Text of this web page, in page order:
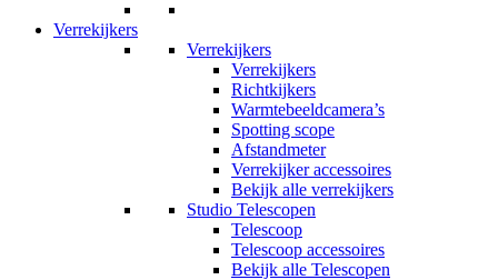
Verrekijkers
Verrekijkers
Verrekijkers
Richtkijkers
Warmtebeeldcamera’s
Spotting scope
Afstandmeter
Verrekijker accessoires
Bekijk alle verrekijkers
Studio Telescopen
Telescoop
Telescoop accessoires
Bekijk alle Telescopen